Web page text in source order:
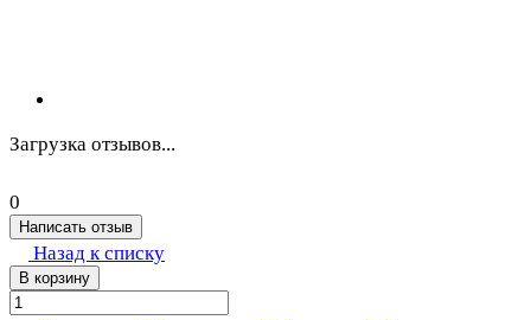
Загрузка отзывов...
0
Написать отзыв
Назад к списку
В корзину